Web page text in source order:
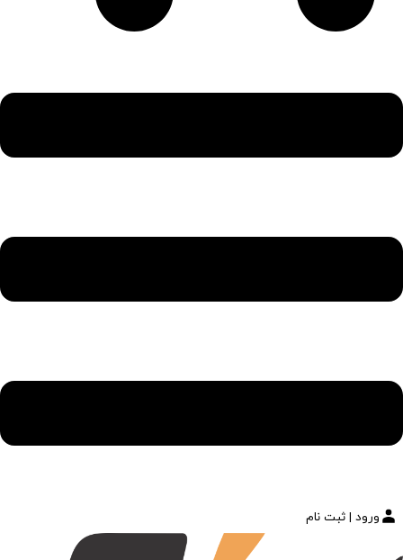
ورود | ثبت نام